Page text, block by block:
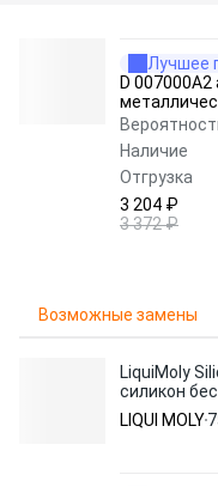
Лучшее
D
металличес
Наличие
Отгрузка
3 204 ₽
3 372 ₽
Возможные замены
LiquiMoly
силикон
LIQUI MOLY